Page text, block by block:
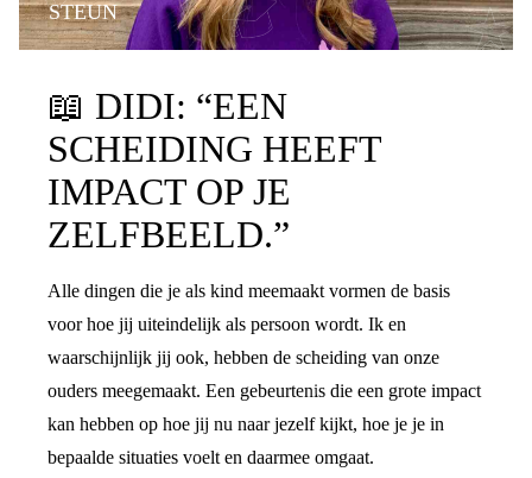
STEUN
📖 DIDI: “EEN
SCHEIDING HEEFT
IMPACT OP JE
ZELFBEELD.”
Alle dingen die je als kind meemaakt vormen de basis
voor hoe jij uiteindelijk als persoon wordt. Ik en
waarschijnlijk jij ook, hebben de scheiding van onze
ouders meegemaakt. Een gebeurtenis die een grote impact
kan hebben op hoe jij nu naar jezelf kijkt, hoe je je in
bepaalde situaties voelt en daarmee omgaat.